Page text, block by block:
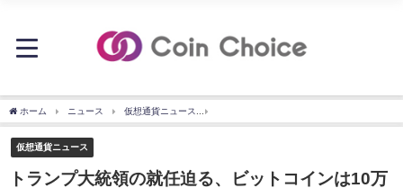
ホーム ニュース 仮想通貨ニュース
仮想通貨ニュース
トランプ大統領の就任迫る、ビットコインは10万